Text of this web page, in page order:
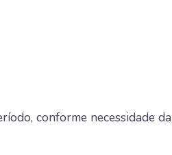
conforme necessidade da